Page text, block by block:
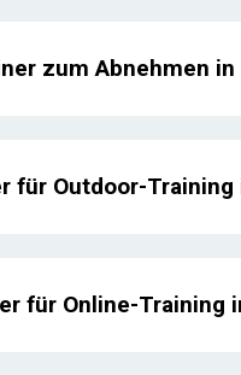
zum Abnehmen
für Outdoor-Training
für Online-Training